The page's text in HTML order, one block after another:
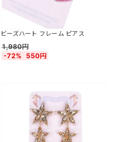
ビーズハート フレーム ピアス
1,980円
-72%
550円